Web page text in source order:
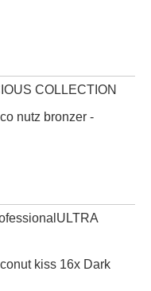
COLLECTION
nutz bronzer -
ULTRA
kiss 16x Dark